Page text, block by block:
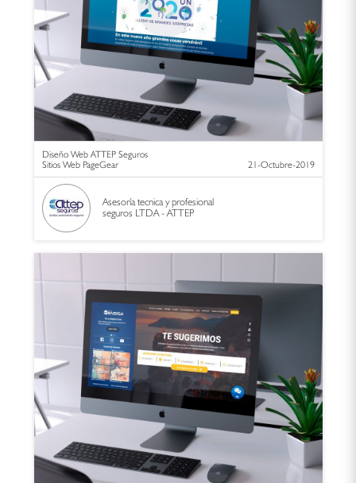
Diseño Web ATTEP Seguros
Sitios Web PageGear
21-Octubre-2019
Asesoría tecnica y profesional
seguros LTDA - ATTEP